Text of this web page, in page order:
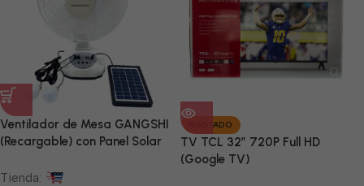
Ventilador de Mesa GANGSHI
(Recargable) con Panel Solar
Tienda:
AGOTADO
TV TCL 32” 720P Full HD
(Google TV)